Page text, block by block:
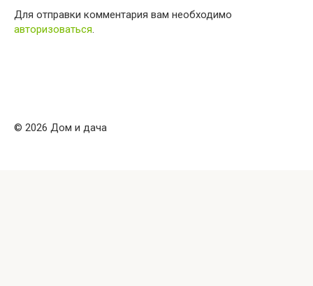
Для отправки комментария вам необходимо
авторизоваться.
© 2026 Дом и дача